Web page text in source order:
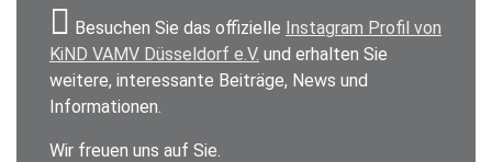
Besuchen Sie das offizielle Instagram Profil von
KiND VAMV Düsseldorf e.V. und erhalten Sie
weitere, interessante Beiträge, News und
Informationen.
Wir freuen uns auf Sie.